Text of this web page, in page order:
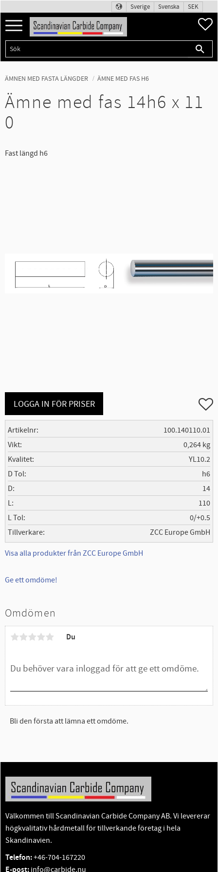
Meny
Sverige Svenska SEK
ÄMNEN MED FASTA LÄNGDER ÄMNE MED FAS H6
Ämne med fas 14h6 x 11
0
Fast längd h6
LOGGA IN FÖR PRISER Lägg
Artikelnr
100.140110.01
Vikt
0,264 kg
Kvalitet
YL10.2
D Tol
h6
D
14
L
110
L Tol
0/+0.5
Tillverkare
ZCC Europe GmbH
Visa alla produkter från ZCC Europe GmbH
Ge ett omdöme!
Omdömen
Du
Bli den första att lämna ett omdöme.
Välkommen till Scandinavian Carbide Company AB. Vi levererar
högkvalitativ hårdmetall för tillverkande företag i hela
Skandinavien.
Telefon:+46-704-167220
E-post: info@carbide.nu